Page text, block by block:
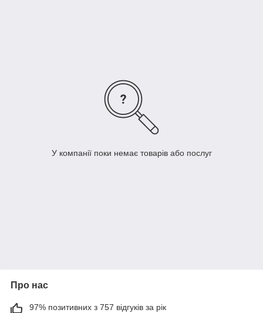
У компанії поки немає товарів або послуг
Про нас
97% позитивних з 757 відгуків за рік